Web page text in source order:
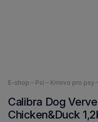
Nacházíte
zde:
E-shop Psi Krmivo pro psy
Calibra Dog
Chicken&Duck